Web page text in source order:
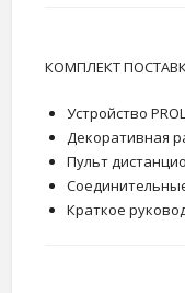
КОМПЛЕКТ
Устройство
Декоративная
Пульт
Краткое